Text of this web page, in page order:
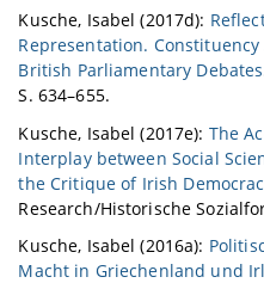
Kusche, Isabel (2017d):
Representation.
British Parliamentary Debates
S. 634–655.
Kusche, Isabel (2017e): The
Interplay between Social
the Critique of Irish
Research/Historische
Kusche, Isabel (2016a):
Macht in Griechenland und